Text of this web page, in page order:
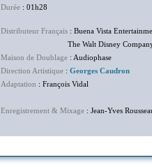
Durée : 01h28
Distributeur Français : Buena Vista
The Walt Disney Company
Maison de Doublage : Audiophase
Direction Artistique : Georges Caudron
Adaptation : François Vidal
Enregistrement & Mixage : Jean-Yves